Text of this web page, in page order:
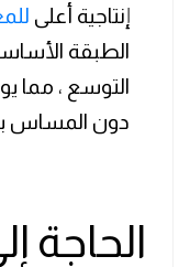
إنتاجية أعلى
الطبقة
التوسع ، مما
دون المساس
الحاجة